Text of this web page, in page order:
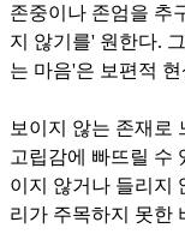
존중이나 존엄을 추
지 않기를' 원한다.
는 마음'은 보편적
보이지 않는 존재로
고립감에 빠뜨릴 수
이지 않거나 들리지
리가 주목하지 못한